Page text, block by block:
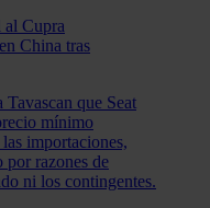
que Seat
mínimo
importaciones,
por razones de
ni los contingentes.